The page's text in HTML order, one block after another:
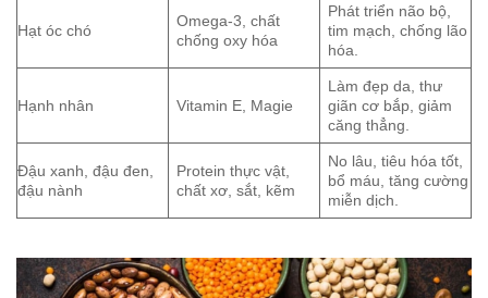
Hạt óc chó
Omega-3, chất
chống oxy hóa
Phát triển não bộ,
tim mạch, chống lão
hóa.
Hạnh nhân Vitamin E, Magie
Làm đẹp da, thư
giãn cơ bắp, giảm
căng thẳng.
Đậu xanh, đậu đen,
đậu nành
Protein thực vật,
chất xơ, sắt, kẽm
No lâu, tiêu hóa tốt,
bổ máu, tăng cường
miễn dịch.